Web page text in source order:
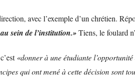
avec l’exemple d’un chrétien.
sein de l’institution.»Tiens, le foulard
«donner à une étudiante
qui ont mené à cette décision sont